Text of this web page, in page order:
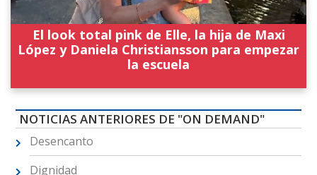
El look total pink de Elle, la hija de Maxi
López y Daniela Christiansson para empezar
la escuela
NOTICIAS ANTERIORES DE "ON DEMAND"
Desencanto
Dignidad